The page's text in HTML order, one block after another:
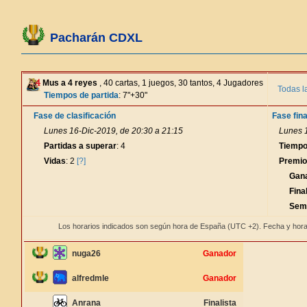
Pacharán CDXL
Mus a 4 reyes , 40 cartas, 1 juegos, 30 tantos, 4 Jugadores
Tiempos de partida: 7"+30"
Todas
Fase de clasificación
Lunes 16-Dic-2019, de 20:30 a 21:15
Partidas a superar: 4
Vidas: 2 [?]
Fase
Lunes
Los horarios indicados son según hora de España (UTC +2). Fecha y
nuga26 Ganador
alfredmle Ganador
Anrana Finalista